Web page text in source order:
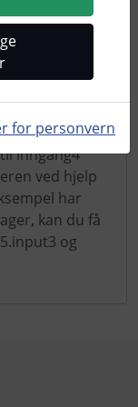
"COM
for å evaluere
relékontakten
Disse kan
inngang4
ved hjelp
har
kan du få
og
for personvern